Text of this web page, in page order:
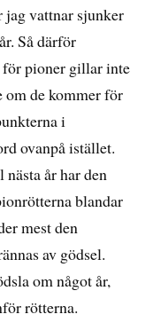
jag vattnar sjunker
Så därför
pioner gillar inte
om de kommer för
i
ovanpå istället.
år har den
blandar
mest den
av gödsel.
om något år,
rötterna.